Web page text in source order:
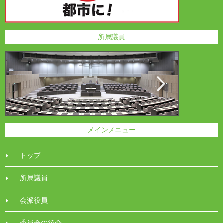
所属議員
メインメニュー
トップ
所属議員
会派役員